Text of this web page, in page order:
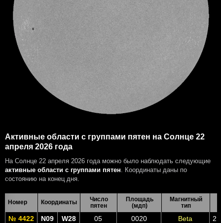
Активные области с группами пятен на Солнце 22
апреля 2026 года
На Солнце 22 апреля 2026 года можно было наблюдать следующие
активные области с группами пятен . Координаты даны по
состоянию на конец дня.
Номер Координаты
Число
пятен
Площадь
(мдп)
Магнитный
тип
№ 4422 N09 W28 05 0020 Beta